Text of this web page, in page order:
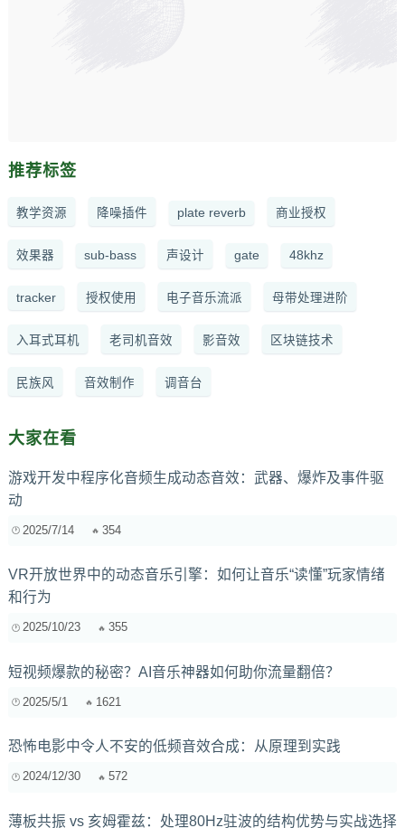
推荐标签
教学资源 降噪插件 plate reverb 商业授权
效果器 sub-bass 声设计 gate 48khz
tracker 授权使用 电子音乐流派 母带处理进阶
入耳式耳机 老司机音效 影音效 区块链技术
民族风 音效制作 调音台
大家在看
游戏开发中程序化音频生成动态音效：武器、爆炸及事件驱
动
2025/7/14 354
VR开放世界中的动态音乐引擎：如何让音乐“读懂”玩家情绪
和行为
2025/10/23 355
短视频爆款的秘密？AI音乐神器如何助你流量翻倍？
2025/5/1 1621
恐怖电影中令人不安的低频音效合成：从原理到实践
2024/12/30 572
薄板共振 vs 亥姆霍兹：处理80Hz驻波的结构优势与实战选择